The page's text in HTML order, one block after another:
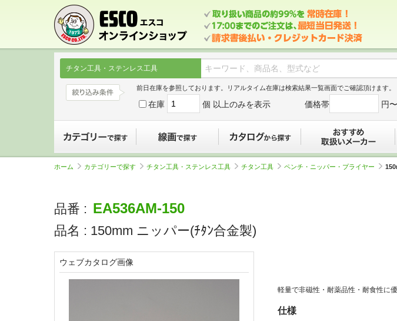
チタン工具・ステンレス工具
前日在庫を参照しております。リアルタイム在庫は検索結果一覧画面でご確認頂けます。
在庫 個 以上のみを表示 価格帯 円〜
ホーム カテゴリーで探す チタン工具・ステンレス工具 チタン工具 ペンチ・ニッパー・プライヤー
品番 : EA536AM-150
品名 : 150mm ニッパー(ﾁﾀﾝ合金製)
軽量で非磁性・耐薬品性・耐食性に
仕様
ウェブカタログ画像